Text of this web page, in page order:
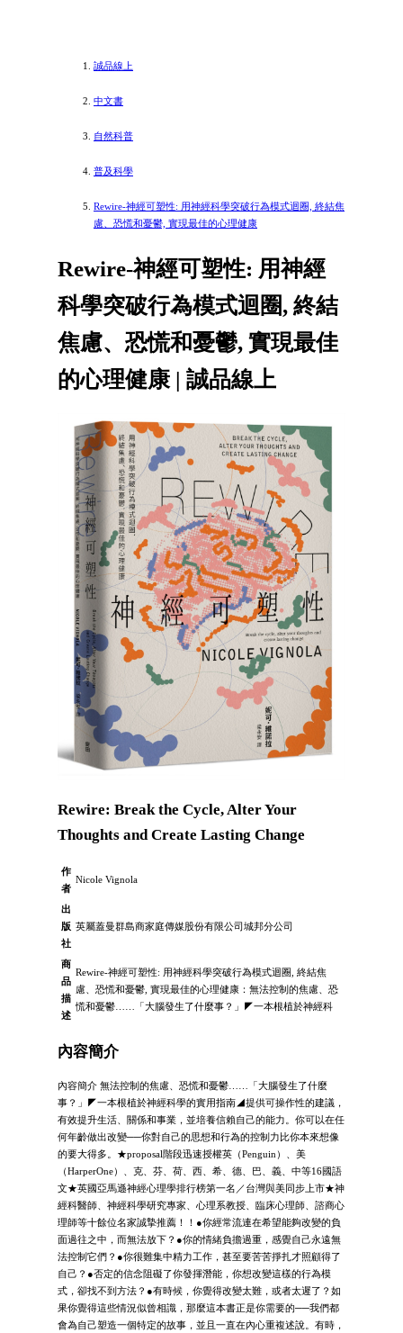
誠品線上
中文書
自然科普
普及科學
Rewire-神經可塑性: 用神經科學突破行為模式迴圈, 終結焦
慮、恐慌和憂鬱, 實現最佳的心理健康
Rewire-神經可塑性: 用神經
科學突破行為模式迴圈, 終結
焦慮、恐慌和憂鬱, 實現最佳
的心理健康 | 誠品線上
Rewire: Break the Cycle, Alter Your
Thoughts and Create Lasting Change
作
者
Nicole Vignola
出
版
社
英屬蓋曼群島商家庭傳媒股份有限公司城邦分公司
商
品
描
述
Rewire-神經可塑性: 用神經科學突破行為模式迴圈, 終結焦
慮、恐慌和憂鬱, 實現最佳的心理健康：無法控制的焦慮、恐
慌和憂鬱……「大腦發生了什麼事？」◤一本根植於神經科
內容簡介
內容簡介 無法控制的焦慮、恐慌和憂鬱……「大腦發生了什麼
事？」◤一本根植於神經科學的實用指南◢提供可操作性的建議，
有效提升生活、關係和事業，並培養信賴自己的能力。你可以在任
何年齡做出改變──你對自己的思想和行為的控制力比你本來想像
的要大得多。★proposal階段迅速授權英（Penguin）、美
（HarperOne）、克、芬、荷、西、希、德、巴、義、中等16國語
文★英國亞馬遜神經心理學排行榜第一名／台灣與美同步上市★神
經科醫師、神經科學研究專家、心理系教授、臨床心理師、諮商心
理師等十餘位名家誠摯推薦！！●你經常流連在希望能夠改變的負
面過往之中，而無法放下？●你的情緒負擔過重，感覺自己永遠無
法控制它們？●你很難集中精力工作，甚至要苦苦掙扎才照顧得了
自己？●否定的信念阻礙了你發揮潛能，你想改變這樣的行為模
式，卻找不到方法？●有時候，你覺得改變太難，或者太遲了？如
果你覺得這些情況似曾相識，那麼這本書正是你需要的──我們都
會為自己塑造一個特定的故事，並且一直在內心重複述說。有時，